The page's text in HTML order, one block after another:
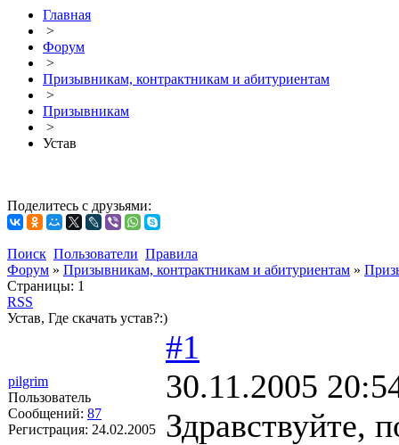
Главная
>
Форум
>
Призывникам, контрактникам и абитуриентам
>
Призывникам
>
Устав
Поделитесь с друзьями:
Поиск Пользователи Правила
Форум » Призывникам, контрактникам и абитуриентам »
Страницы: 1
RSS
Устав, Где скачать устав?:)
pilgrim
Пользователь
Сообщений: 87
Регистрация: 24.02.2005
#1
30.11.2005
Здравствуйте,